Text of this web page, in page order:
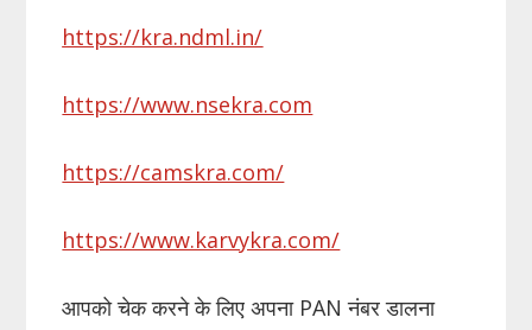
https://kra.ndml.in/
https://www.nsekra.com
https://camskra.com/
https://www.karvykra.com/
आपको चेक करने के लिए अपना PAN नंबर डालना